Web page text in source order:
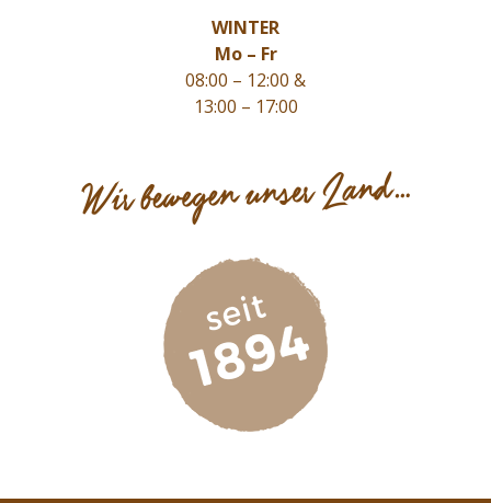
WINTER
Mo – Fr
08:00 – 12:00 &
13:00 – 17:00